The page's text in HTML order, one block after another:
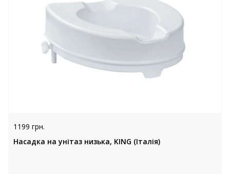
1199 грн.
Насадка на унітаз низькa, KING (Італія)